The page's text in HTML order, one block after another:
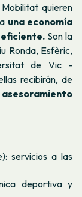
quieren
una economía
Son la
Ronda, Esfèric,
de Vic -
recibirán, de
servicios a las
deportiva y